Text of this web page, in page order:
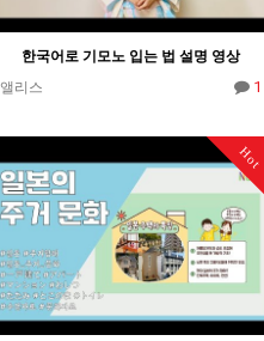
한국어로 기모노 입는 법 설명 영상
앨리스
1
Hot